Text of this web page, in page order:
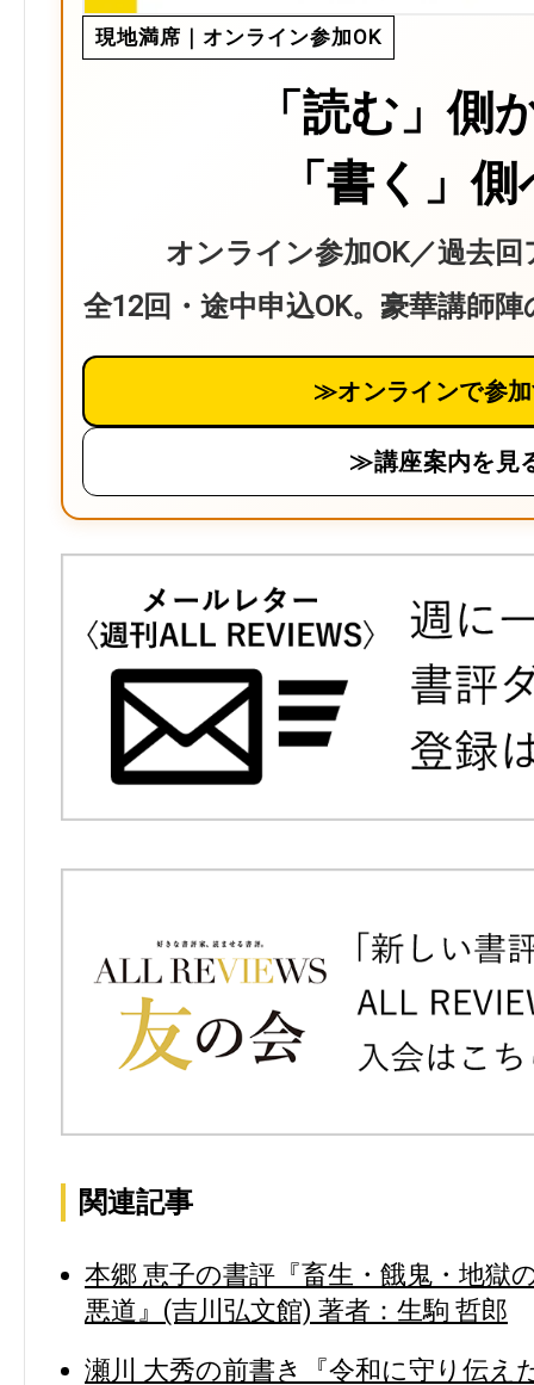
現地満席｜オンライン参加OK
「読む」側
「書く」
オンライン参加OK／過去
全12回・途中申込OK。豪華講師
≫オンラインで参
≫講座案内を見
関連記事
本郷 恵子の書評『畜生・餓鬼・地獄
悪道』(吉川弘文館) 著者：生駒 哲郎
瀬川 大秀の前書き『令和に守り伝え